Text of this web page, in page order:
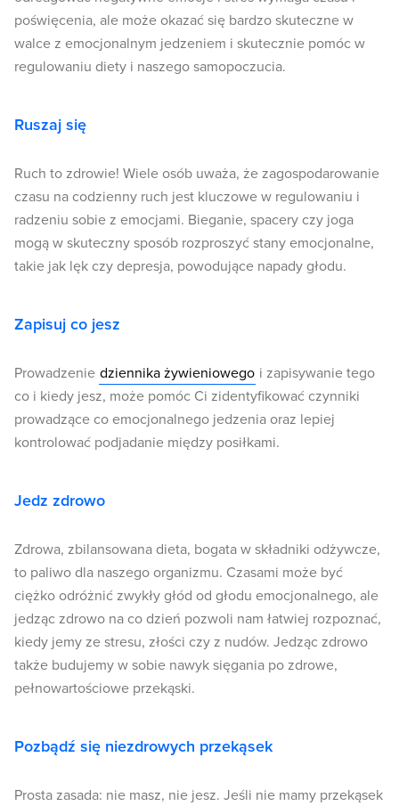
poświęcenia, ale może okazać się bardzo skuteczne w
walce z emocjonalnym jedzeniem i skutecznie pomóc w
regulowaniu diety i naszego samopoczucia.
Ruszaj się
Ruch to zdrowie! Wiele osób uważa, że zagospodarowanie
czasu na codzienny ruch jest kluczowe w regulowaniu i
radzeniu sobie z emocjami. Bieganie, spacery czy joga
mogą w skuteczny sposób rozproszyć stany emocjonalne,
takie jak lęk czy depresja, powodujące napady głodu.
Zapisuj co jesz
Prowadzenie dziennika żywieniowego i zapisywanie tego
co i kiedy jesz, może pomóc Ci zidentyfikować czynniki
prowadzące co emocjonalnego jedzenia oraz lepiej
kontrolować podjadanie między posiłkami.
Jedz zdrowo
Zdrowa, zbilansowana dieta, bogata w składniki odżywcze,
to paliwo dla naszego organizmu. Czasami może być
ciężko odróżnić zwykły głód od głodu emocjonalnego, ale
jedząc zdrowo na co dzień pozwoli nam łatwiej rozpoznać,
kiedy jemy ze stresu, złości czy z nudów. Jedząc zdrowo
także budujemy w sobie nawyk sięgania po zdrowe,
pełnowartościowe przekąski.
Pozbądź się niezdrowych przekąsek
Prosta zasada: nie masz, nie jesz. Jeśli nie mamy przekąsek